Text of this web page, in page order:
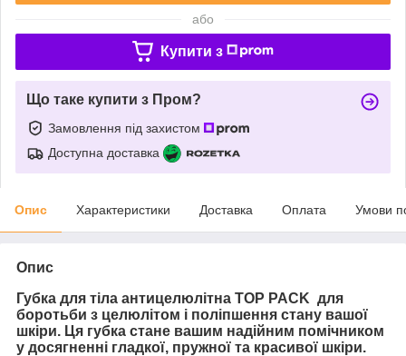
або
Купити з
Що таке купити з Пром?
Замовлення під захистом
Доступна доставка
Опис Характеристики Доставка Оплата Умови
Опис
Губка для тіла антицелюлітна TOP PACK для
боротьби з целюлітом і поліпшення стану вашої
шкіри. Ця губка стане вашим надійним помічником
у досягненні гладкої, пружної та красивої шкіри.